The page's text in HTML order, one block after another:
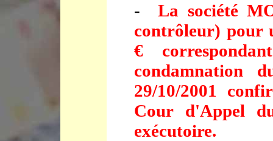
-La société
contrôleur) pour
€
condamnation
29/10/2001
Cour d'Appel
exécutoire.